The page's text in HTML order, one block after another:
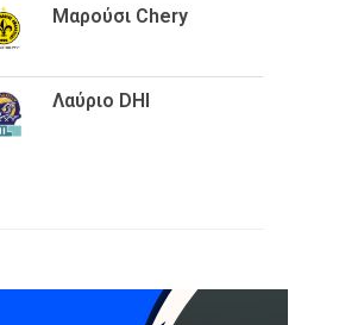
Μαρούσι Chery
Λαύριο DHI